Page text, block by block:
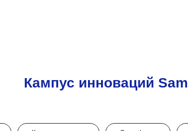
Кампус инноваций